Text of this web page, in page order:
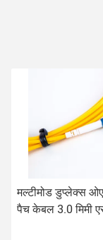
मल्टीमोड डुप्लेक्स
पैच केबल 3.0 मिमी